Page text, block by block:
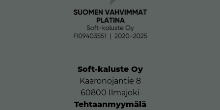
Soft-kaluste Oy
Kaaronojantie 8
60800 Ilmajoki
Tehtaanmyymälä